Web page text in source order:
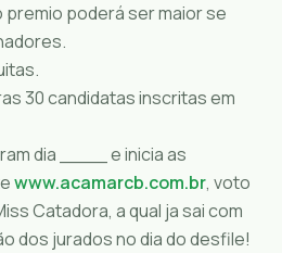
poderá ser maior se
30 candidatas inscritas em
dia ____ e inicia as
www.acamarcb.com.br, voto
Catadora, a qual ja sai com
dos jurados no dia do desfile!